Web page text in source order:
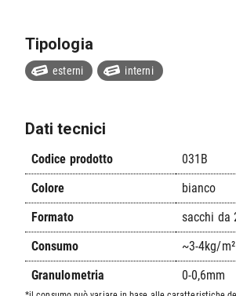
Tipologia
esterni interni
Dati tecnici
Codice prodotto
031B
Colore
bianco
Formato
sacchi da
Consumo
~3-4kg/
Granulometria
0-0,6mm